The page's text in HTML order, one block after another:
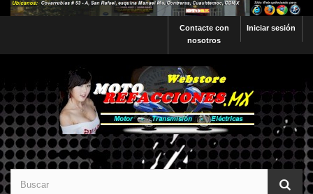
Iniciar sesión
Contacte con
nosotros